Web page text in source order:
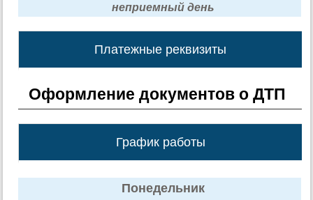
неприемный день
Платежные реквизиты
Оформление документов о ДТП
График работы
Понедельник